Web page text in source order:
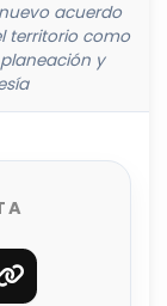
acuerdo
territorio como
y